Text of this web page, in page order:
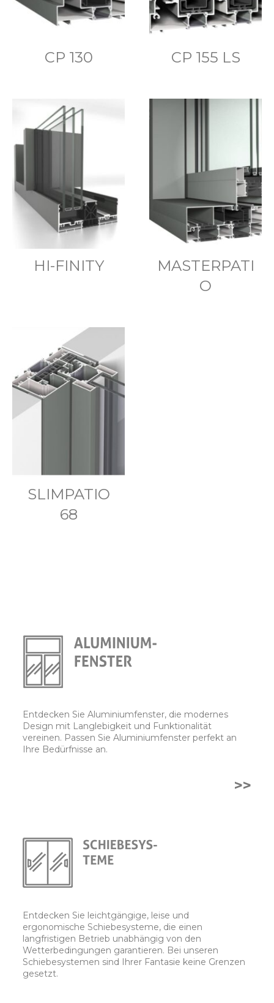
CP 130 CP 155 LS
HI-FINITY
MASTERPATI
O
SLIMPATIO
68
Entdecken Sie Aluminiumfenster, die modernes
Design mit Langlebigkeit und Funktionalität
vereinen. Passen Sie Aluminiumfenster perfekt an
Ihre Bedürfnisse an.
>>
Entdecken Sie leichtgängige, leise und
ergonomische Schiebesysteme, die einen
langfristigen Betrieb unabhängig von den
Wetterbedingungen garantieren. Bei unseren
Schiebesystemen sind Ihrer Fantasie keine Grenzen
gesetzt.